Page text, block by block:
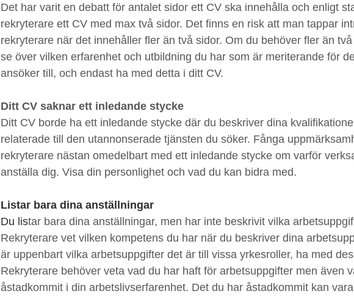
Det har varit en debatt för antalet sidor ett CV ska innehålla och enligt
rekryterare ett CV med max två sidor. Det finns en risk att man tappar
rekryterare när det innehåller fler än två sidor. Om du behöver fler än
se över vilken erfarenhet och utbildning du har som är meriterande för
ansöker till, och endast ha med detta i ditt CV.
Ditt CV saknar ett inledande stycke
Ditt CV borde ha ett inledande stycke där du beskriver dina
relaterade till den utannonserade tjänsten du söker. Fånga
rekryterare nästan omedelbart med ett inledande stycke om varför
anställa dig. Visa din personlighet och vad du kan bidra med.
Listar bara dina anställningar
Du listar bara dina anställningar, men har inte beskrivit vilka
Rekryterare vet vilken kompetens du har när du beskriver dina
är uppenbart vilka arbetsuppgifter det är till vissa yrkesroller, ha med
Rekryterare behöver veta vad du har haft för arbetsuppgifter men även
åstadkommit i din arbetslivserfarenhet. Det du har åstadkommit kan